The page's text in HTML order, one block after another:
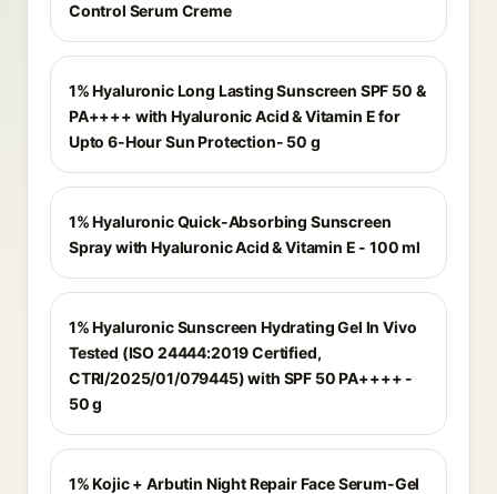
Control Serum Creme
1% Hyaluronic Long Lasting Sunscreen SPF 50 &
PA++++ with Hyaluronic Acid & Vitamin E for
Upto 6-Hour Sun Protection- 50 g
1% Hyaluronic Quick-Absorbing Sunscreen
Spray with Hyaluronic Acid & Vitamin E - 100 ml
1% Hyaluronic Sunscreen Hydrating Gel In Vivo
Tested (ISO 24444:2019 Certified,
CTRI/2025/01/079445) with SPF 50 PA++++ -
50 g
1% Kojic + Arbutin Night Repair Face Serum-Gel